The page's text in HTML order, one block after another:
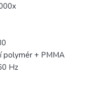
polymér + PMMA
Hz